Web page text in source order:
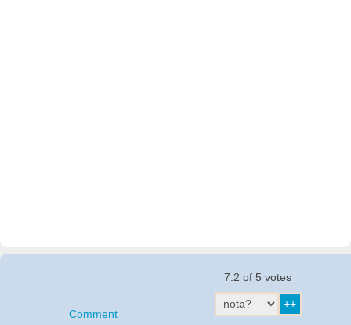
Comment
7.2 of 5 votes